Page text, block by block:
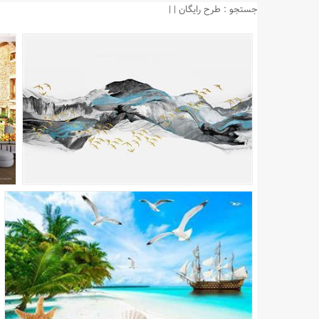
جستجو : طرح رایگان | |